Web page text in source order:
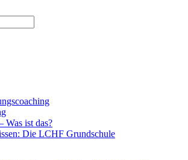
Was ist das?
Die LCHF Grundschule